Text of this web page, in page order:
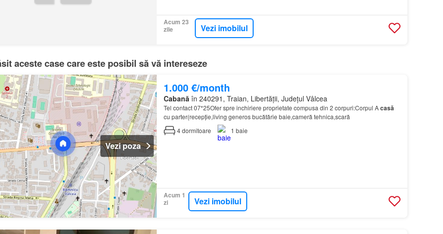
Acum 23
zile
Vezi imobilul
aceste case care este posibil să vă intereseze
Vezi poza
1.000 €/month
Cabană în 240291, Traian, Libertății, Județul Vâlcea
Tel contact 07*25Ofer spre inchiriere proprietate compusa din 2 corpuri:Corpul Acasă
cu parter(recepție,living generos bucătărie baie,cameră tehnica,scară
4dormitoare 1 baie
Acum 1
zi
Vezi imobilul